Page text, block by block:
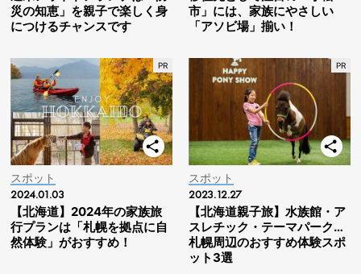
災の知恵」を親子で楽しく身
につけるチャンスです
市」には、家族にやさしい
「アソビ場」揃い！
スポット
2024.01.03
【北海道】2024年の家族旅
行プランは「札幌を拠点に自
然体験」がおすすめ！
スポット
2023.12.27
【北海道親子旅】水族館・ア
スレチック・テーマパーク…
札幌周辺のおすすめ体験スポ
ット3選